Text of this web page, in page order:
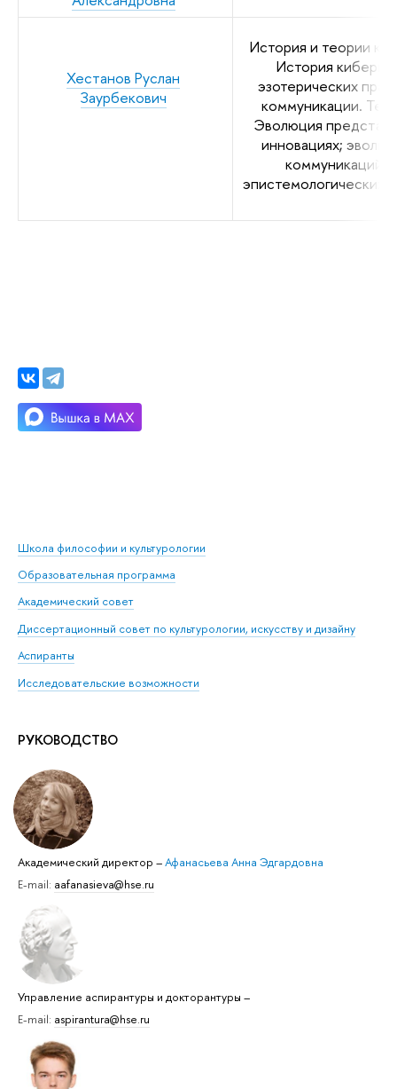
Школа философии и культурологии
Образовательная программа
Академический совет
Диссертационный совет по культурологии, искусству и дизайну
Аспиранты
Исследовательские возможности
РУКОВОДСТВО
Академический директор –Афанасьева Анна Эдгардовна
E-mail: aafanasieva@hse.ru
Управление аспирантуры и докторантуры –
E-mail: aspirantura@hse.ru
Хестанов Руслан
Заурбекович
История и теории
История
эзотерических
коммуникации.
Эволюция
инновациях;
коммуникаций.
эпистемологических